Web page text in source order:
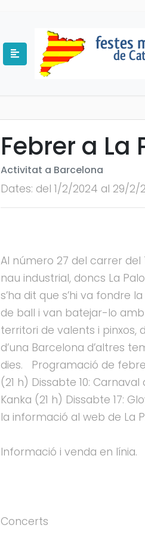
Febrer a La
Activitat a Barcelona
Dates: del 1/2/2024 al 29/2/
Al número 27 del carrer del
nau industrial, doncs La
s’ha dit que s’hi va fondre
de ball i van batejar-lo
territori de valents i pinxos,
d’una Barcelona d’altres
dies. Programació de
(21 h) Dissabte 10:
Kanka (21 h) Dissabte 17:
la informació al web de La
Informació i venda en línia.
Concerts